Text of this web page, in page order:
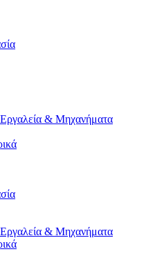
& Μηχανήματα
& Μηχανήματα